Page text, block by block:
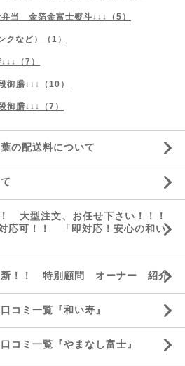
当 金箔金富士熨斗↓↓↓（5）
クなど）（1）
（7）
御膳↓↓↓（10）
御膳↓↓↓（7）
の配送料について
大型注文、お任せ下さい！！！
可！！ 「即対応！安心の和い
新！！ 特別顧問 オーナー 紹介
コミ一覧『和い寿』
コミ一覧『やまなし富士』